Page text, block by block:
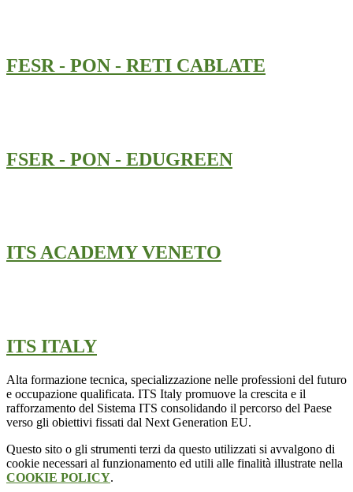
FESR - PON - RETI CABLATE
FSER - PON - EDUGREEN
ITS ACADEMY VENETO
ITS ITALY
Alta formazione tecnica, specializzazione nelle professioni del futuro
e occupazione qualificata. ITS Italy promuove la crescita e il
rafforzamento del Sistema ITS consolidando il percorso del Paese
verso gli obiettivi fissati dal Next Generation EU.
Questo sito o gli strumenti terzi da questo utilizzati si avvalgono di
cookie necessari al funzionamento ed utili alle finalità illustrate nella
COOKIE POLICY.